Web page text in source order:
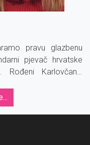
pravu glazbenu
pjevač hrvatske
Karlovčanin